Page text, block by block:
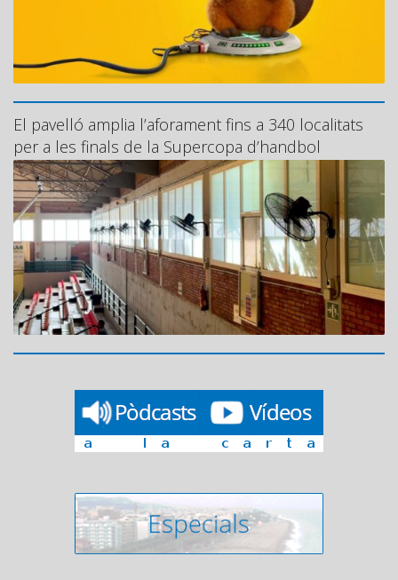
El pavelló amplia l’aforament fins a 340 localitats
per a les finals de la Supercopa d’handbol